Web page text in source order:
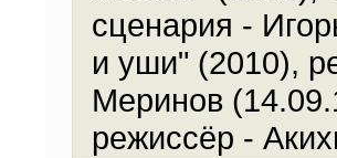
сценария -
и уши" (2010),
Меринов
режиссёр -